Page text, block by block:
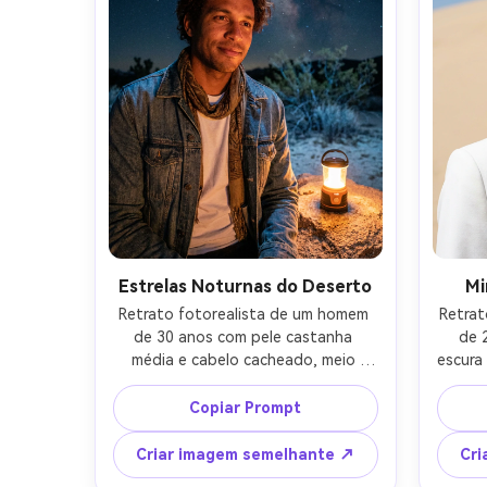
classificação cinematográfica de
cores quentes, textura natural da
pele, poros realistas, foco nítido
nos olhos, qualidade editorial, alta
resolução-AR 4:5
Estrelas Noturnas do Deserto
Retrato fotorealista de um homem
de 30 anos com pele castanha
média e cabelo cacheado, meio
sorriso relaxado, sentado junto a
uma pequena lanterna de
acampamento, usando uma jaqueta
jeans sobre uma camiseta branca e
um lenço estampada, céu do
Copiar Prompt
Criar imagem semelhante ↗
de